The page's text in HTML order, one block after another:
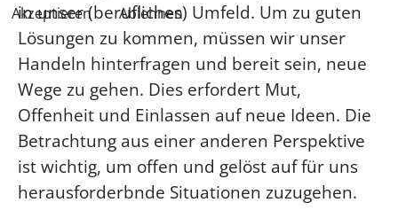
in unser (berufliches) Umfeld. Um zu guten
Lösungen zu kommen, müssen wir unser
Handeln hinterfragen und bereit sein, neue
Wege zu gehen. Dies erfordert Mut,
Offenheit und Einlassen auf neue Ideen. Die
Betrachtung aus einer anderen Perspektive
ist wichtig, um offen und gelöst auf für uns
herausforderbnde Situationen zuzugehen.
Akzeptieren Ablehnen